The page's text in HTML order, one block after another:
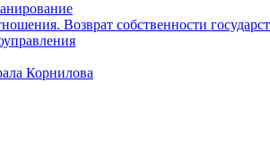
Возврат собственности
Корнилова